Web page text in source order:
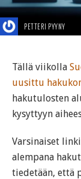
PETTERI PYYNY
Tällä viikolla
uusittu
hakutulosten
kysyttyyn
Varsinaiset
alempana
tiedetään, että